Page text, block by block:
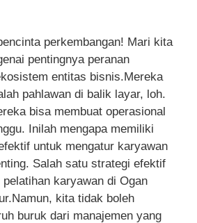
perkembangan! Mari kita
pentingnya peranan
entitas bisnis.Mereka
pahlawan di balik layar, loh.
bisa membuat operasional
Inilah mengapa memiliki
untuk mengatur karyawan
Salah satu strategi efektif
karyawan di Ogan
kita tidak boleh
buruk dari manajemen yang